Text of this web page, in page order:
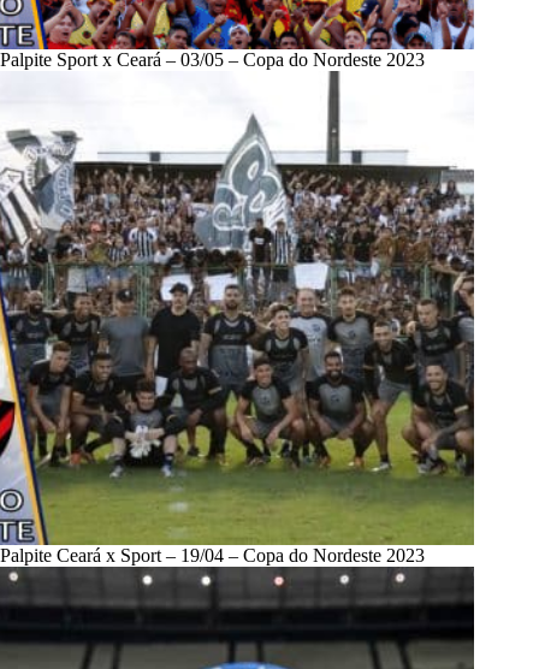
Palpite Sport x Ceará – 03/05 – Copa do Nordeste 2023
Palpite Ceará x Sport – 19/04 – Copa do Nordeste 2023